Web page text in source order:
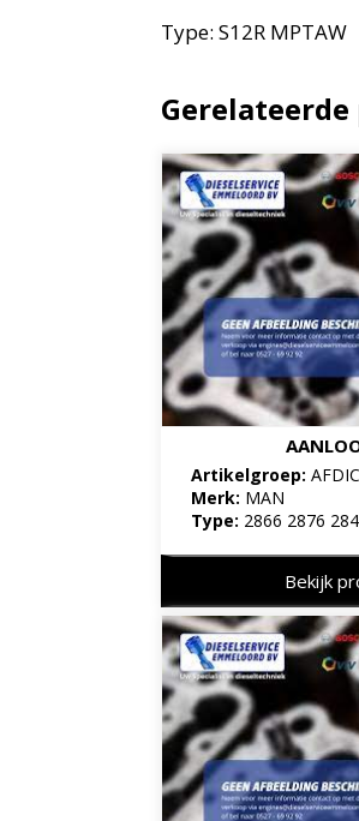
Type: S12R MPTAW
Artikelgroep:
Merk: MAN
Type: 2866 2876
Bekijk